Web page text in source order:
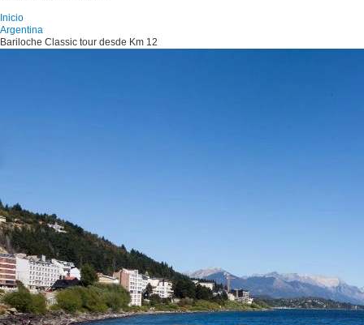
Inicio
Argentina
Bariloche Classic tour desde Km 12